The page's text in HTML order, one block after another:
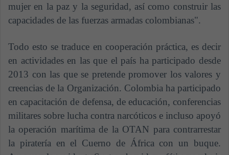
mujer en la paz y la seguridad, así como construir las
capacidades de las fuerzas armadas colombianas".
Todo esto se traduce en cooperación práctica, es decir
en actividades en las que el país ha participado desde
2013 con las que se pretende promover los valores y
creencias de la Organización. Colombia ha participado
en capacitación de defensa, de educación, conferencias
militares sobre lucha contra narcóticos e incluso apoyó
la operación marítima de la OTAN para contrarrestar
la piratería en el Cuerno de África con un buque.